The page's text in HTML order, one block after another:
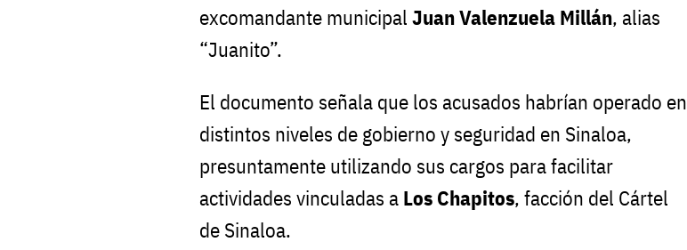
excomandante municipal Juan Valenzuela Millán, alias
“Juanito”.
El documento señala que los acusados habrían operado en
distintos niveles de gobierno y seguridad en Sinaloa,
presuntamente utilizando sus cargos para facilitar
actividades vinculadas a Los Chapitos, facción del Cártel
de Sinaloa.